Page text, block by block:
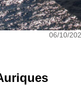
06/10/